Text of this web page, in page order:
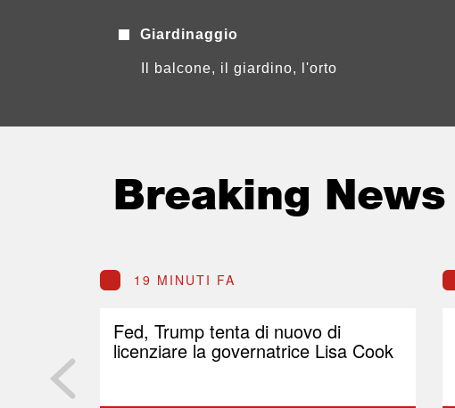
Giardinaggio
Il balcone, il giardino, l'orto
Breaking News
19 MINUTI FA
Fed, Trump tenta di nuovo di
licenziare la governatrice Lisa Cook